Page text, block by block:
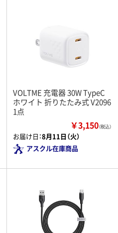
VOLTME 充電器 30W TypeC
ホワイト 折りたたみ式 V2096
1点
￥3,150（税込）
お届け日：8月11日（火）
アスクル在庫商品